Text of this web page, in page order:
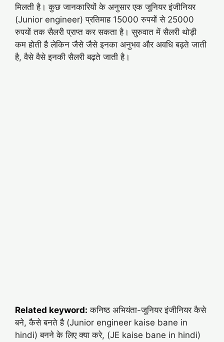
मिलती है। कुछ जानकारियों के अनुसार एक जूनियर इंजीनियर
(Junior engineer) प्रतिमाह 15000 रुपयों से 25000
रुपयों तक सैलरी प्राप्त कर सकता है। सुरुवात में सैलरी थोड़ी
कम होती है लेकिन जैसे जैसे इनका अनुभव और अवधि बढ़ते जाती
है, वैसे वैसे इनकी सैलरी बढ़ते जाती है।
Related keyword: कनिष्ठ अभियंता-जूनियर इंजीनियर कैसे
बने, कैसे बनते है (Junior engineer kaise bane in
hindi) बनने के लिए क्या करे, (JE kaise bane in hindi)